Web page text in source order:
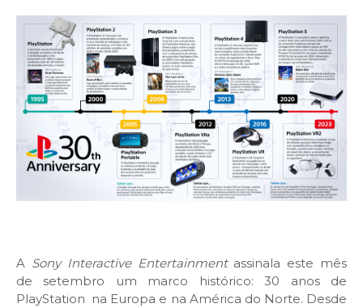
A Sony Interactive Entertainmentassinala este mês
de setembro um marco histórico: 30 anos de
PlayStation na Europa e na América do Norte. Desde